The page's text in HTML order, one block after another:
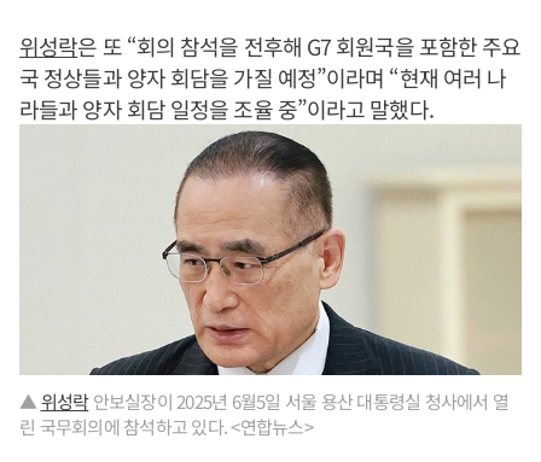
위성락은 또 “회의 참석을 전후해 G7 회원국을 포함한 주요
국 정상들과 양자 회담을 가질 예정”이라며 “현재 여러 나
라들과 양자 회담 일정을 조율 중”이라고 말했다.
▲위성락안보실장이 2025년 6월5일 서울 용산 대통령실 청사에서 열
린 국무회의에 참석하고 있다. <연합뉴스>